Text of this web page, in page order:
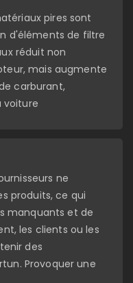
pires sont
d'éléments de filtre
réduit non
mais augmente
carburant,
voiture
ne
produits, ce qui
manquants et de
les clients ou les
des
Provoquer une